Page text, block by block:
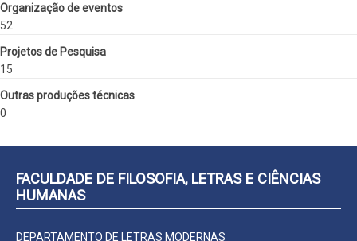
Organização de eventos
52
Projetos de Pesquisa
15
Outras produções técnicas
0
FACULDADE DE FILOSOFIA, LETRAS E CIÊNCIAS
HUMANAS
DEPARTAMENTO DE LETRAS MODERNAS